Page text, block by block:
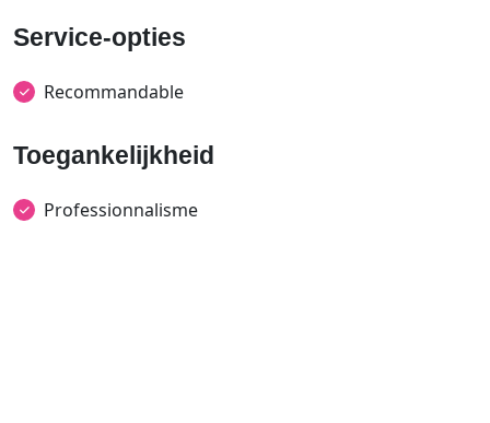
Service-opties
Recommandable
Toegankelijkheid
Professionnalisme